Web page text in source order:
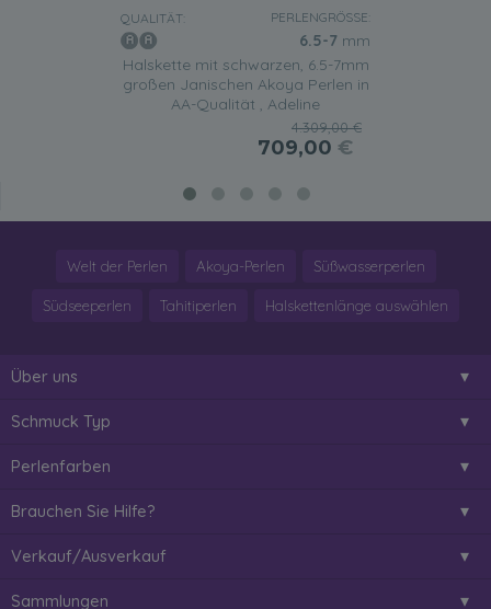
QUALITÄT: PERLENGRÖSSE:
6.5-7 mm
Halskette mit schwarzen, 6.5-7mm
großen Janischen Akoya Perlen in
AA-Qualität , Adeline
4.309,00 €
709,00 €
Welt der Perlen Akoya-Perlen Süßwasserperlen
Südseeperlen Tahitiperlen Halskettenlänge auswählen
Über uns
Schmuck Typ
Perlenfarben
Brauchen Sie Hilfe?
Verkauf/Ausverkauf
Sammlungen